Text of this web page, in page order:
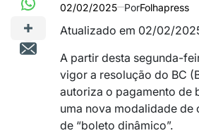
02/02/2025 PorFolhapress
Atualizado em 02/02/
A partir desta segunda-
vigor a resolução do BC
autoriza o pagamento de
uma nova modalidade de
de “boleto dinâmico”.